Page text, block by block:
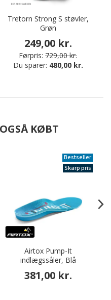
Tretorn Strong S støvler,
Grøn
249,00 kr.
Førpris: 729,00 kr.
Du sparer: 480,00 kr.
KØBT
Bestseller
Skarp pris
Airtox Pump-It
indlægssåler, Blå
381,00 kr.